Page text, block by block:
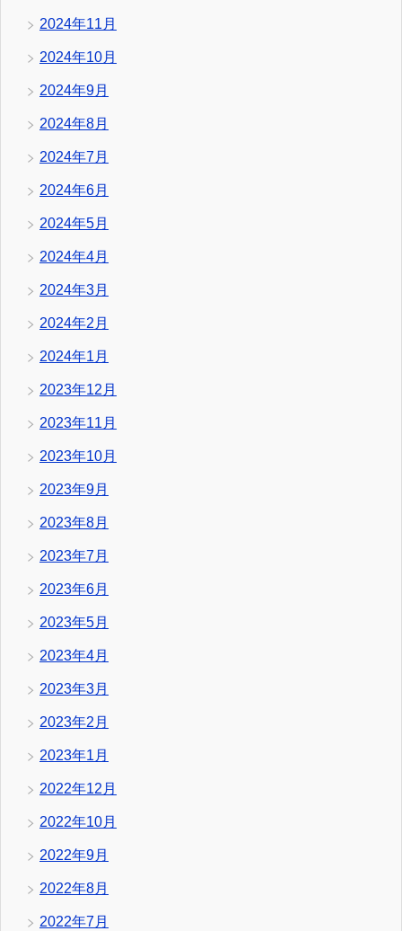
2024年11月
2024年10月
2024年9月
2024年8月
2024年7月
2024年6月
2024年5月
2024年4月
2024年3月
2024年2月
2024年1月
2023年12月
2023年11月
2023年10月
2023年9月
2023年8月
2023年7月
2023年6月
2023年5月
2023年4月
2023年3月
2023年2月
2023年1月
2022年12月
2022年10月
2022年9月
2022年8月
2022年7月